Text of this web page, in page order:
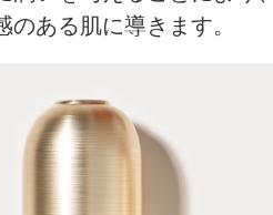
ある肌に導きます。